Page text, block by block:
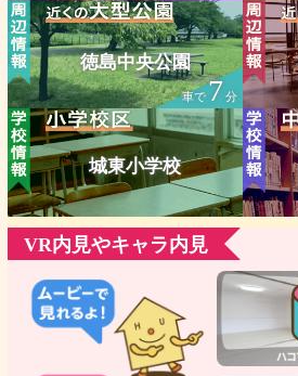
徳島中央公園
車で7分
城東小学校
VR内見やキャラ内見